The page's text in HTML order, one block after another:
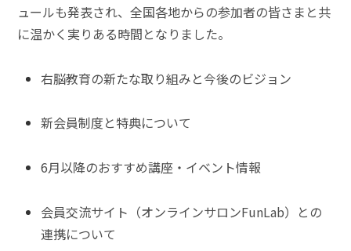
ュールも発表され、全国各地からの参加者の皆さまと共
に温かく実りある時間となりました。
右脳教育の新たな取り組みと今後のビジョン
新会員制度と特典について
6月以降のおすすめ講座・イベント情報
会員交流サイト（オンラインサロンFunLab）との
連携について